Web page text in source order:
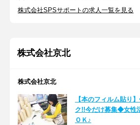
株式会社SPSサポートの求人一覧を見る
株式会社京北
株式会社京北
【本のフィルム貼り
ク!!今だけ募集◆女性
ＯＫ♪